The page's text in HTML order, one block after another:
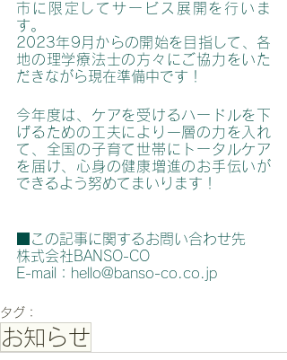
市に限定してサービス展開を行いま
す。
2023年9月からの開始を目指して、各
地の理学療法士の方々にご協力をいた
だきながら現在準備中です！
今年度は、ケアを受けるハードルを下
げるための工夫により一層の力を入れ
て、全国の子育て世帯にトータルケア
を届け、心身の健康増進のお手伝いが
できるよう努めてまいります！
■この記事に関するお問い合わせ先
株式会社BANSO-CO
E-mail：hello@banso-co.co.jp
タグ：
お知らせ